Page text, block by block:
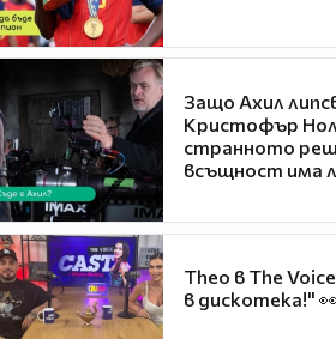
Защо Ахил
Кристофър
странното
всъщност има
Theo в The
в дискотека!"